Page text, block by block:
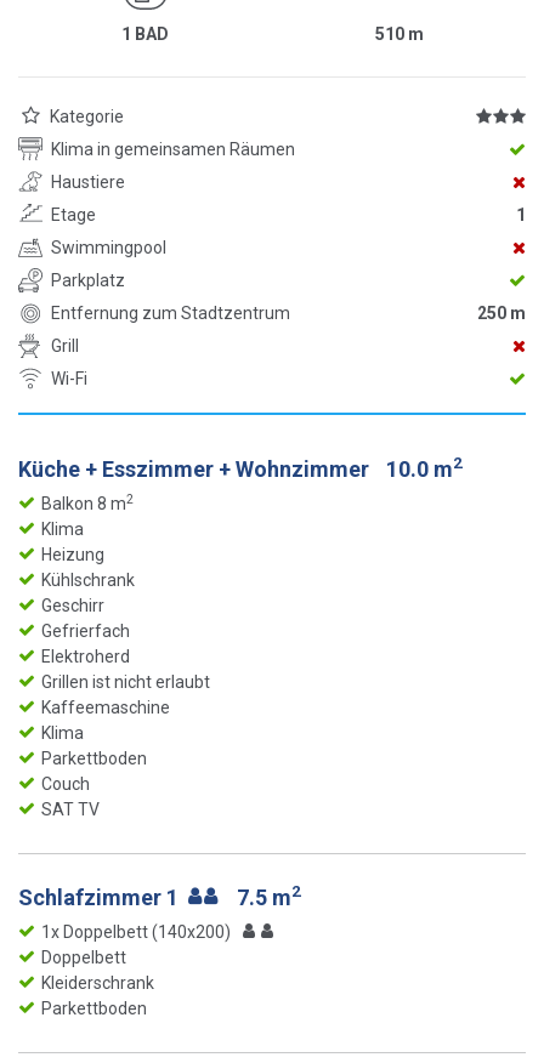
1 BAD 510 m
Kategorie
Klima in gemeinsamen Räumen
Haustiere
Etage
1
Swimmingpool
Parkplatz
Entfernung zum Stadtzentrum
250 m
Grill
Wi-Fi
Küche + Esszimmer + Wohnzimmer 10.0 m2
Balkon 8 m2
Klima
Heizung
Kühlschrank
Geschirr
Gefrierfach
Elektroherd
Grillen ist nicht erlaubt
Kaffeemaschine
Klima
Parkettboden
Couch
SAT TV
Schlafzimmer 1 7.5 m2
1x Doppelbett (140x200)
Doppelbett
Kleiderschrank
Parkettboden